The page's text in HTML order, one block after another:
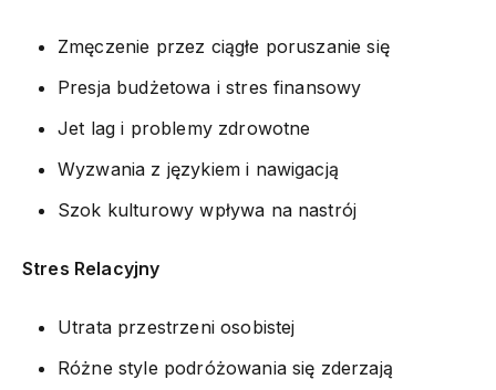
Zmęczenie przez ciągłe poruszanie się
Presja budżetowa i stres finansowy
Jet lag i problemy zdrowotne
Wyzwania z językiem i nawigacją
Szok kulturowy wpływa na nastrój
Stres Relacyjny
Utrata przestrzeni osobistej
Różne style podróżowania się zderzają